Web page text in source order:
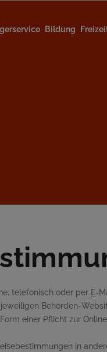
Bildung
, telefonisch oder per E-
Behörden-
einer Pflicht zur
in